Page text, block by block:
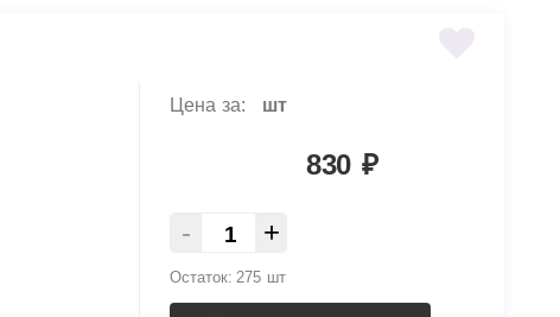
Цена за: шт
830 ₽
- +
Остаток: 275 шт